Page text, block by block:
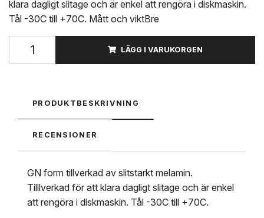
klara dagligt slitage och är enkel att rengöra i diskmaskin.
Tål -30C till +70C. Mått och viktBre
LÄGG I VARUKORGEN
PRODUKTBESKRIVNING
RECENSIONER
GN form tillverkad av slitstarkt melamin.
Tilllverkad för att klara dagligt slitage och är enkel
att rengöra i diskmaskin. Tål -30C till +70C.